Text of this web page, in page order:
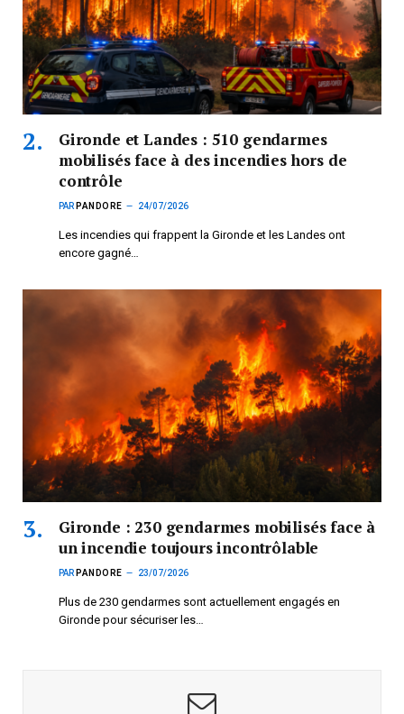
Gironde et Landes : 510 gendarmes
mobilisés face à des incendies hors de
contrôle
PAR PANDORE 24/07/2026
Les incendies qui frappent la Gironde et les Landes ont
encore gagné…
Gironde : 230 gendarmes mobilisés face à
un incendie toujours incontrôlable
PAR PANDORE 23/07/2026
Plus de 230 gendarmes sont actuellement engagés en
Gironde pour sécuriser les…